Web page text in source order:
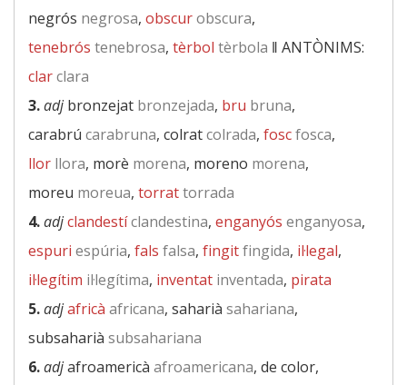
negrós negrosa, obscurobscura,
tenebrós tenebrosa, tèrbol tèrbola ‖ ANTÒNIMS:
clarclara
3.adjbronzejat bronzejada, bru bruna,
carabrú carabruna, colratcolrada, foscfosca,
llor llora, morè morena, moreno morena,
moreu moreua, torrattorrada
4.adjclandestíclandestina, enganyós enganyosa,
espuri espúria, fals falsa, fingitfingida, il·legal,
il·legítim il·legítima, inventat inventada, pirata
5.adjafricà africana, saharià sahariana,
subsaharià subsahariana
6.adjafroamericà afroamericana, de color,